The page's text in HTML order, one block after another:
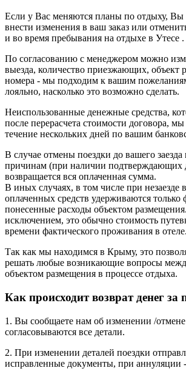
Если у Вас меняются планы по отдыху, Вы
внести изменения в ваш заказ или
и во время пребывания на отдыхе в Утесе .
По согласованию с менеджером можно
выезда, количество приезжающих, объект
номера - мы подходим к вашим
лояльно, насколько это возможно сделать.
Неиспользованные денежные средства,
после перерасчета стоимости договора,
течение нескольких дней по вашим
В случае отмены поездки до вашего
причинам (при наличии подтверждающих
возвращается вся оплаченная сумма.
В иных случаях, в том числе при незаезде
оплаченных средств удерживаются только
понесенные расходы объектом
исключением, это обычно стоимость
времени фактического проживания в отеле.
Так как мы находимся в Крыму, это
решать любые возникающие вопросы
объектом размещения в процессе отдыха.
Как происходит возврат денег за
1. Вы сообщаете нам об изменении /отмене
согласовываются все детали.
2. При изменении деталей поездки
исправленные документы, при аннуляции -